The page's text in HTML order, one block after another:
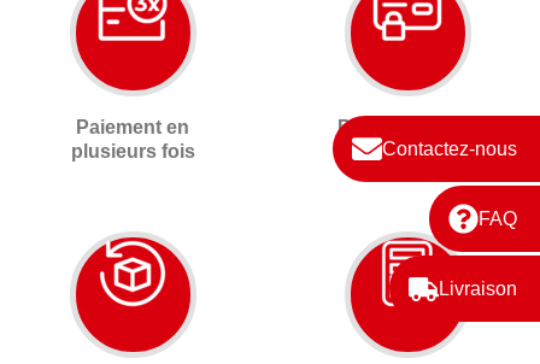
Contactez-nous
FAQ
Livraison
Paiement en
plusieurs fois
Paiement 100%
sécurisé 3D